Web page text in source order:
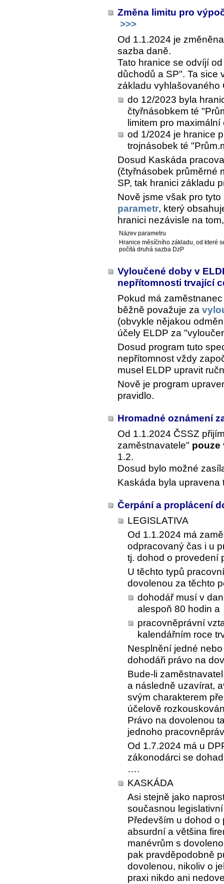
Změna limitu pro
>>>
Od 1.1.2024 je
sazba daně.
Tato hranice se odvíjí
důchodů a SP". Ta sice
základu vyhlašovaného
do 12/2023 byla
čtyřnásobkem té
limitem pro maximální
od 1/2024 je hranice
trojnásobek té
Dosud Kaskáda
(čtyřnásobek průměrné
SP, tak hranici základu
Nově jsme však pro
parametr, který
hranici nezávisle na
Název parametru
Hranice měsíčního základu, od které
počítá druhá sazba DzP
Vyloučené doby v
nepřítomnosti trvající
Pokud má
běžně považuje za
(obvykle nějakou
účely ELDP za
Dosud program tuto
nepřítomnost vždy
musel ELDP upravit
Nově je program
pravidlo.
Hromadné oznámení
Od 1.1.2024 ČSSZ
zaměstnavatele" pouze
1.2.
Dosud bylo možné
Kaskáda byla upravena
Čerpání a proplácení
LEGISLATIVA
Od 1.1.2024 má
odpracovaný čas i u
tj. dohod o provedení
U těchto typů
dovolenou za těchto
dohodář musí v
alespoň 80 hodin a
pracovněprávní
kalendářním roce
Nesplnění jedné
dohodáři právo na
Bude-li
a následně uzavírat,
svým charakterem
účelově
Právo na dovolenou
jednoho
Od 1.7.2024 má u
zákonodárci se
….
KASKÁDA
Asi stejně jako
současnou
Především u dohod o
absurdní a většina
manévrům s
pak pravděpodobně
dovolenou, nikoliv o
praxi nikdo ani